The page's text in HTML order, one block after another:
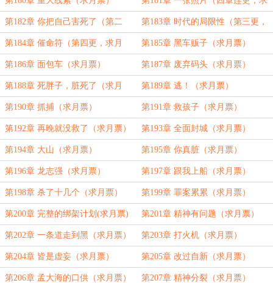
月票）
第182章 你把自己害死了（第二
更，求月票）
第183章 时代的局限性（第三更，
求月票）
第184章 催命符（第四更，求月
票）
第185章 黑车贩子（求月票）
第186章 面包车（求月票） 第187章 废弃码头（求月票）
第188章 死胖子，脏死了（求月
票）
第189章 逃！（求月票）
第190章 抓捕（求月票） 第191章 救孩子（求月票）
第192章 再晚就没救了（求月票） 第193章 全面封城（求月票）
第194章 大山（求月票） 第195章 你真脏（求月票）
第196章 龙志强（求月票） 第197章 跟我上船（求月票）
第198章 杀了十几个（求月票） 第199章 罪案累累（求月票）
第200章 完整的绑架计划(求月票) 第201章 精神有问题（求月票）
第202章 一条道走到黑（求月票） 第203章 打火机（求月票）
第204章 皆是虚妄（求月票） 第205章 改过自新（求月票）
第206章 孟大海的口供（求月票） 第207章 精神分裂（求月票）